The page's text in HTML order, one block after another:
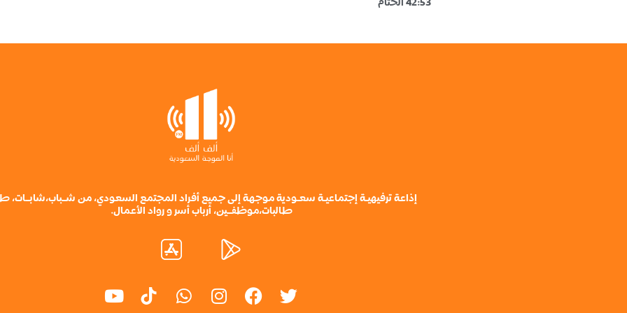
42:53 الختام
إذاعة ترفيهيـة إجتماعيـة سعـودية موجهة إلى جميع أفراد المجتمع السعودي، من شــباب،شابــات،
طالبات،موظفــين، أرباب أسر و رواد الأعمال.
T
F
I
W
Y